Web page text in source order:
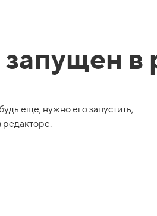
в
еще, нужно его запустить,
редакторе.